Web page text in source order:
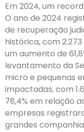
Em 2024, um
O ano de 2024
de recuperação
histórica, com
um aumento de
levantamento da
micro e pequenas
impactadas, com
78,4% em relação
empresas
grandes